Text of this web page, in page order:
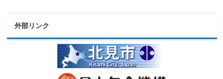
外部リンク